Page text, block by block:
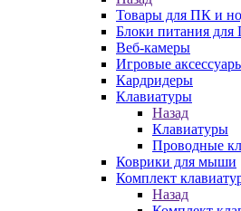
Товары для ПК и
Блоки питания
Веб-камеры
Игровые
Кардридеры
Клавиатуры
Назад
Клавиатуры
Проводные
Коврики для мыши
Комплект
Назад